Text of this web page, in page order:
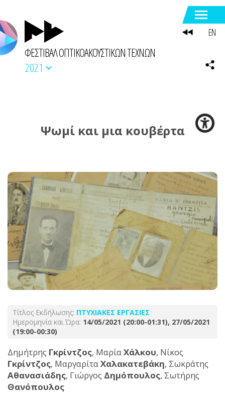
ΦΕΣΤΙΒΑΛ ΟΠΤΙΚΟΑΚΟΥΣΤΙΚΩΝ ΤΕΧΝΩΝ
2021
Ψωμί και μια κουβέρτα
Τίτλος Εκδήλωσης: ΠΤΥΧΙΑΚΕΣ ΕΡΓΑΣΙΕΣ
Ημερομηνία και Ώρα: 14/05/2021 (20:00-01:31), 27/05/2021
(19:00-00:30)
Δημήτρης Γκρίντζος, ΜαρίαΧάλκου, Νίκος
Γκρίντζος, ΜαργαρίταΧαλακατεβάκη, Σωκράτης
Αθανασιάδης, Γιώργος Δημόπουλος, Σωτήρης
Θανόπουλος
EN